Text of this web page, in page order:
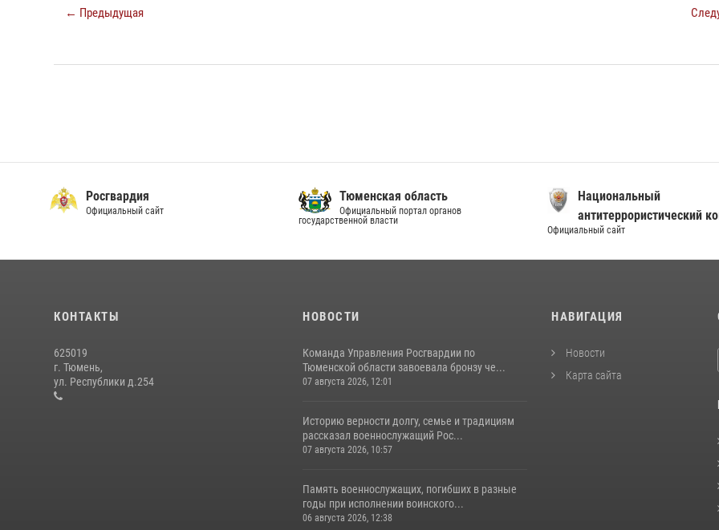
← Предыдущая
Росгвардия
Официальный сайт
Тюменская область
Официальный портал органов
государственной власти
Национальный
антитеррористический
Официальный сайт
КОНТАКТЫ
625019
г. Тюмень,
ул. Республики д.254
НОВОСТИ
Команда Управления Росгвардии по
Тюменской области завоевала бронзу че...
07 августа 2026, 12:01
Историю верности долгу, семье и традициям
рассказал военнослужащий Рос...
07 августа 2026, 10:57
Память военнослужащих, погибших в разные
годы при исполнении воинского...
06 августа 2026, 12:38
НАВИГАЦИЯ
Новости
Карта сайта